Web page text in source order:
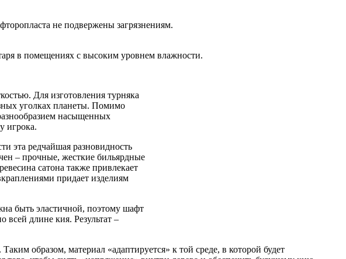
не подвержены загрязнениям.
в помещениях с высоким уровнем влажности.
Для изготовления турняка
уголках планеты. Помимо
насыщенных
игрока.
эта редчайшая разновидность
– прочные, жесткие бильярдные
сатона также привлекает
придает изделиям
быть эластичной, поэтому шафт
всей длине кия. Результат –
образом, материал «адаптируется» к той среде, в которой будет